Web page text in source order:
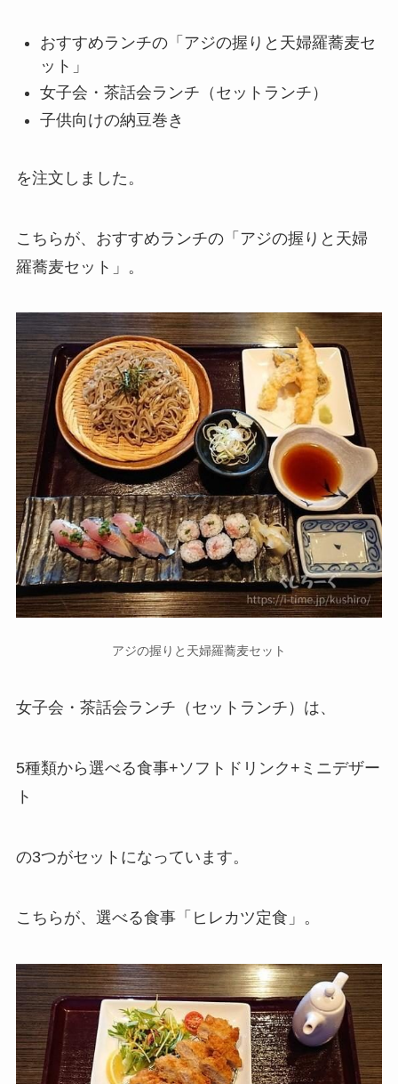
おすすめランチの「アジの握りと天婦羅蕎麦セ
ット」
女子会・茶話会ランチ（セットランチ）
子供向けの納豆巻き
を注文しました。
こちらが、おすすめランチの「アジの握りと天婦
羅蕎麦セット」。
アジの握りと天婦羅蕎麦セット
女子会・茶話会ランチ（セットランチ）は、
5種類から選べる食事+ソフトドリンク+ミニデザー
ト
の3つがセットになっています。
こちらが、選べる食事「ヒレカツ定食」。